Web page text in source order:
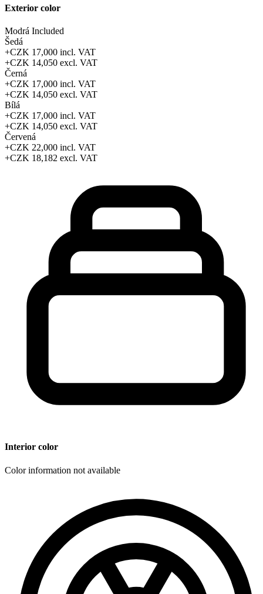
Exterior color
Modrá Included
Šedá
+CZK 17,000 incl. VAT
+CZK 14,050 excl. VAT
Černá
+CZK 17,000 incl. VAT
+CZK 14,050 excl. VAT
Bílá
+CZK 17,000 incl. VAT
+CZK 14,050 excl. VAT
Červená
+CZK 22,000 incl. VAT
+CZK 18,182 excl. VAT
Interior color
Color information not available